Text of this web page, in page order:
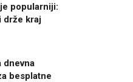
popularniji:
drže kraj
dnevna
besplatne